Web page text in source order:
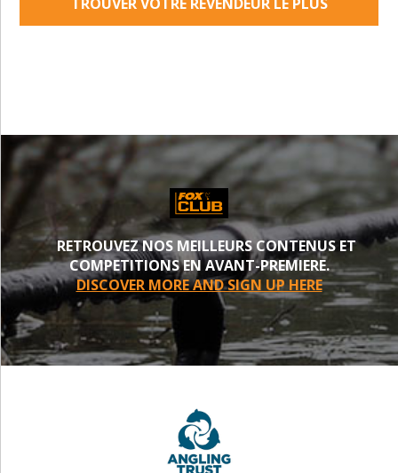
RETROUVEZ NOS MEILLEURS CONTENUS ET
COMPETITIONS EN AVANT-PREMIERE.
DISCOVER MORE AND SIGN UP HERE